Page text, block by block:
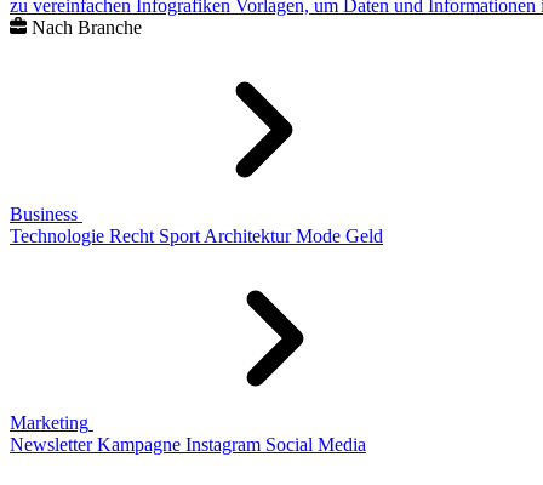
zu vereinfachen Infografiken Vorlagen, um Daten und
Nach Branche
Business
Technologie Recht Sport Architektur Mode Geld
Marketing
Newsletter Kampagne Instagram Social Media